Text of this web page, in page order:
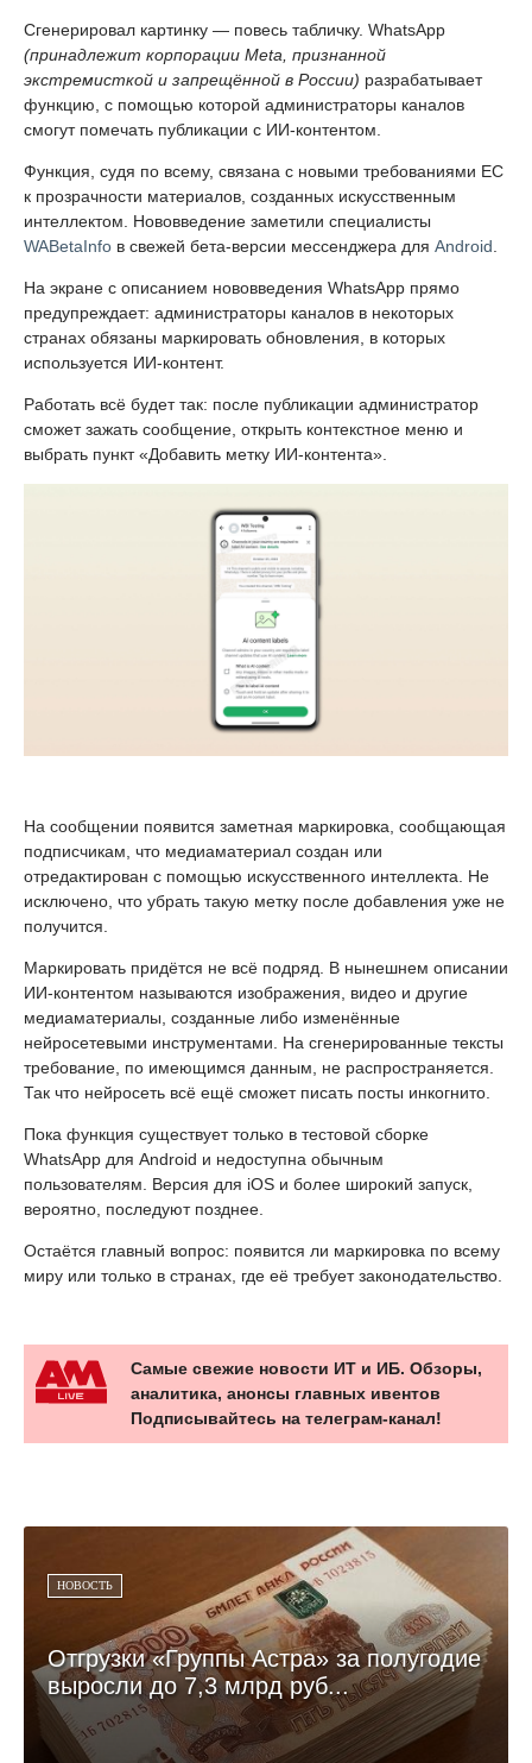
Сгенерировал картинку — повесь табличку. WhatsApp
(принадлежит корпорации Meta, признанной
экстремисткой и запрещённой в России) разрабатывает
функцию, с помощью которой администраторы каналов
смогут помечать публикации с ИИ-контентом.
Функция, судя по всему, связана с новыми требованиями ЕС
к прозрачности материалов, созданных искусственным
интеллектом. Нововведение заметили специалисты
WABetaInfo в свежей бета-версии мессенджера для Android
На экране с описанием нововведения WhatsApp прямо
предупреждает: администраторы каналов в некоторых
странах обязаны маркировать обновления, в которых
используется ИИ-контент.
Работать всё будет так: после публикации администратор
сможет зажать сообщение, открыть контекстное меню и
выбрать пункт «Добавить метку ИИ-контента».
На сообщении появится заметная маркировка, сообщающая
подписчикам, что медиаматериал создан или
отредактирован с помощью искусственного интеллекта. Не
исключено, что убрать такую метку после добавления уже не
получится.
Маркировать придётся не всё подряд. В нынешнем описании
ИИ-контентом называются изображения, видео и другие
медиаматериалы, созданные либо изменённые
нейросетевыми инструментами. На сгенерированные тексты
требование, по имеющимся данным, не распространяется.
Так что нейросеть всё ещё сможет писать посты инкогнито.
Пока функция существует только в тестовой сборке
WhatsApp для Android и недоступна обычным
пользователям. Версия для iOS и более широкий запуск,
вероятно, последуют позднее.
Остаётся главный вопрос: появится ли маркировка по всему
миру или только в странах, где её требует законодательство.
Самые свежие новости ИТ и ИБ. Обзоры,
аналитика, анонсы главных ивентов
Подписывайтесь на телеграм-канал!
НОВОСТЬ
Отгрузки «Группы Астра» за полугодие
выросли до 7,3 млрд руб...